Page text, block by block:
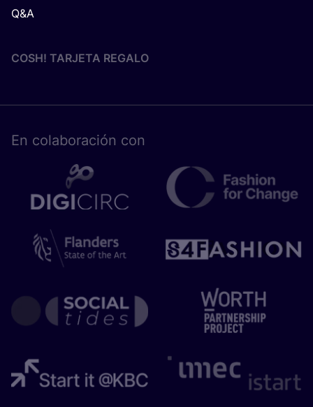
Q&A
COSH! TARJETA REGALO
En cola­bo­ra­ción con